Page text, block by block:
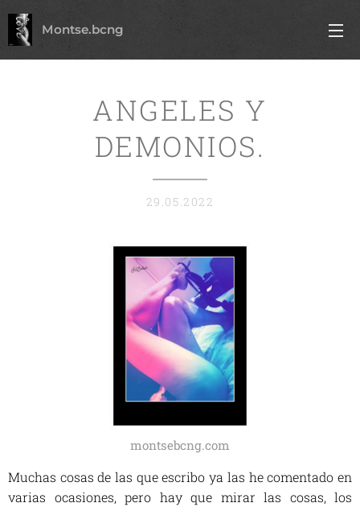
Montse.bcng
ANGELES Y
DEMONIOS.
29.05.2022
montsebcng.com
Muchas cosas de las que escribo ya las he comentado en
varias ocasiones, pero hay que mirar las cosas, los